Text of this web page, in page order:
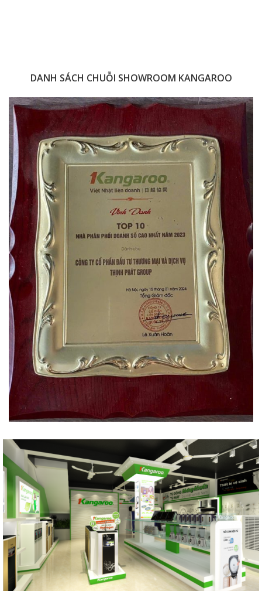
DANH SÁCH CHUỖI SHOWROOM KANGAROO